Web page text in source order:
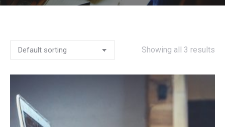
Showing all 3 results